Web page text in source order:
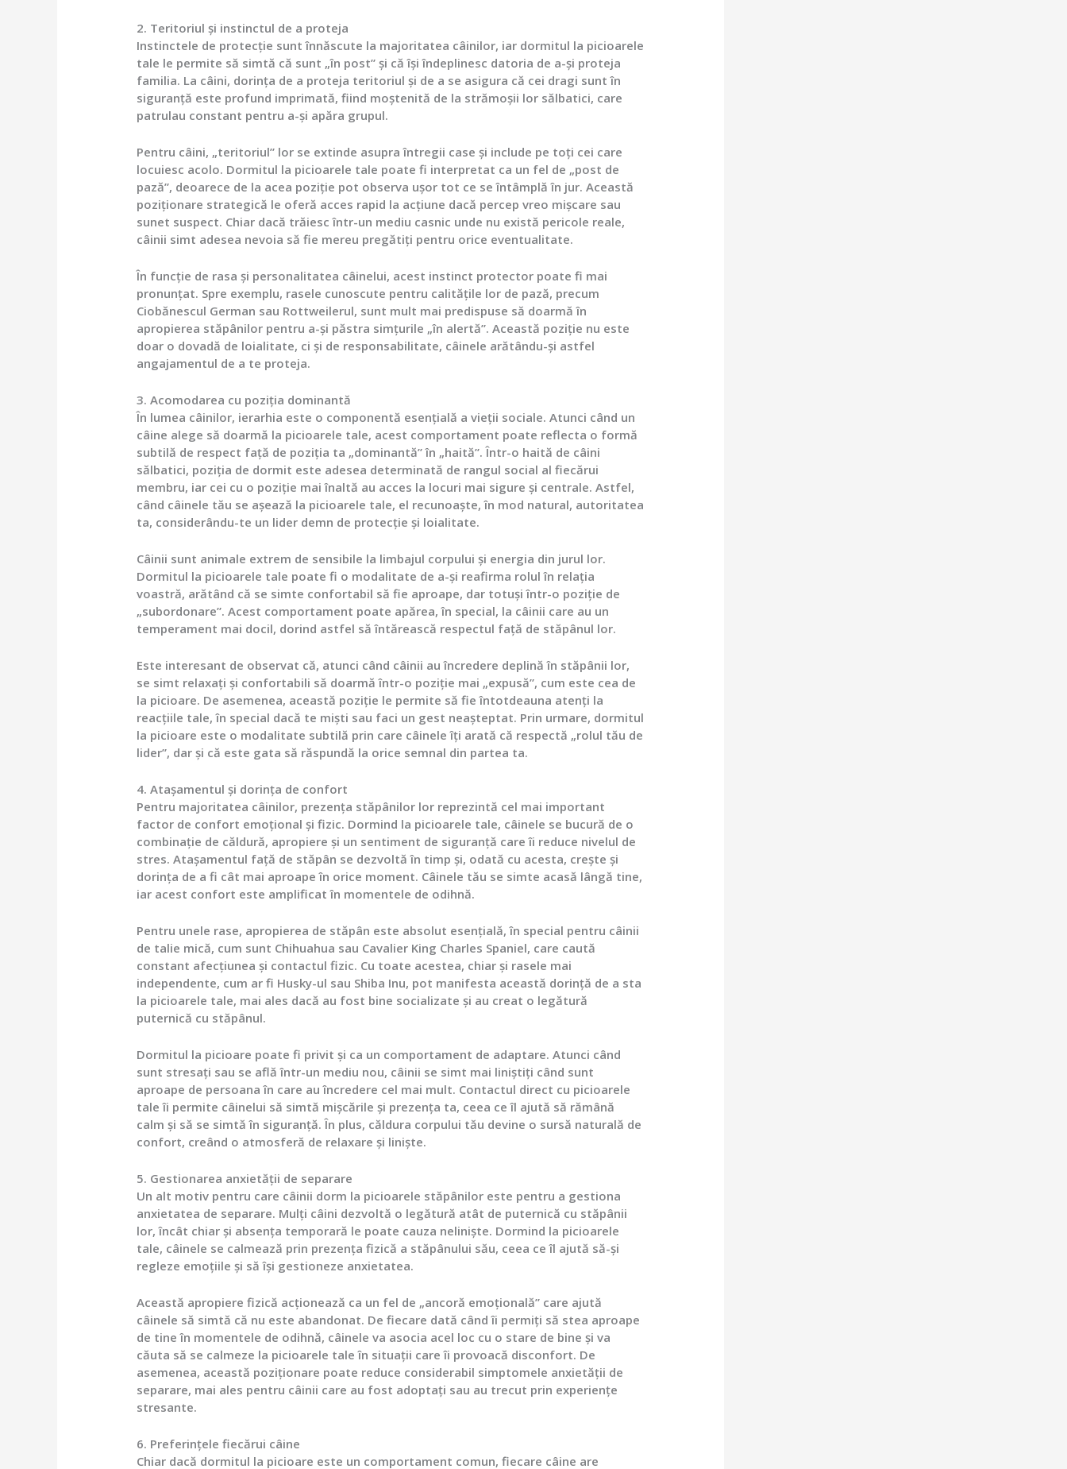
2. Teritoriul și instinctul de a proteja
Instinctele de protecție sunt înnăscute la majoritatea câinilor, iar dormitul la picioarele
tale le permite să simtă că sunt „în post” și că își îndeplinesc datoria de a-și proteja
familia. La câini, dorința de a proteja teritoriul și de a se asigura că cei dragi sunt în
siguranță este profund imprimată, fiind moștenită de la strămoșii lor sălbatici, care
patrulau constant pentru a-și apăra grupul.
Pentru câini, „teritoriul” lor se extinde asupra întregii case și include pe toți cei care
locuiesc acolo. Dormitul la picioarele tale poate fi interpretat ca un fel de „post de
pază”, deoarece de la acea poziție pot observa ușor tot ce se întâmplă în jur. Această
poziționare strategică le oferă acces rapid la acțiune dacă percep vreo mișcare sau
sunet suspect. Chiar dacă trăiesc într-un mediu casnic unde nu există pericole reale,
câinii simt adesea nevoia să fie mereu pregătiți pentru orice eventualitate.
În funcție de rasa și personalitatea câinelui, acest instinct protector poate fi mai
pronunțat. Spre exemplu, rasele cunoscute pentru calitățile lor de pază, precum
Ciobănescul German sau Rottweilerul, sunt mult mai predispuse să doarmă în
apropierea stăpânilor pentru a-și păstra simțurile „în alertă”. Această poziție nu este
doar o dovadă de loialitate, ci și de responsabilitate, câinele arătându-și astfel
angajamentul de a te proteja.
3. Acomodarea cu poziția dominantă
În lumea câinilor, ierarhia este o componentă esențială a vieții sociale. Atunci când un
câine alege să doarmă la picioarele tale, acest comportament poate reflecta o formă
subtilă de respect față de poziția ta „dominantă” în „haită”. Într-o haită de câini
sălbatici, poziția de dormit este adesea determinată de rangul social al fiecărui
membru, iar cei cu o poziție mai înaltă au acces la locuri mai sigure și centrale. Astfel,
când câinele tău se așează la picioarele tale, el recunoaște, în mod natural, autoritatea
ta, considerându-te un lider demn de protecție și loialitate.
Câinii sunt animale extrem de sensibile la limbajul corpului și energia din jurul lor.
Dormitul la picioarele tale poate fi o modalitate de a-și reafirma rolul în relația
voastră, arătând că se simte confortabil să fie aproape, dar totuși într-o poziție de
„subordonare”. Acest comportament poate apărea, în special, la câinii care au un
temperament mai docil, dorind astfel să întărească respectul față de stăpânul lor.
Este interesant de observat că, atunci când câinii au încredere deplină în stăpânii lor,
se simt relaxați și confortabili să doarmă într-o poziție mai „expusă”, cum este cea de
la picioare. De asemenea, această poziție le permite să fie întotdeauna atenți la
reacțiile tale, în special dacă te miști sau faci un gest neașteptat. Prin urmare, dormitul
la picioare este o modalitate subtilă prin care câinele îți arată că respectă „rolul tău de
lider”, dar și că este gata să răspundă la orice semnal din partea ta.
4. Atașamentul și dorința de confort
Pentru majoritatea câinilor, prezența stăpânilor lor reprezintă cel mai important
factor de confort emoțional și fizic. Dormind la picioarele tale, câinele se bucură de o
combinație de căldură, apropiere și un sentiment de siguranță care îi reduce nivelul de
stres. Atașamentul față de stăpân se dezvoltă în timp și, odată cu acesta, crește și
dorința de a fi cât mai aproape în orice moment. Câinele tău se simte acasă lângă tine,
iar acest confort este amplificat în momentele de odihnă.
Pentru unele rase, apropierea de stăpân este absolut esențială, în special pentru câinii
de talie mică, cum sunt Chihuahua sau Cavalier King Charles Spaniel, care caută
constant afecțiunea și contactul fizic. Cu toate acestea, chiar și rasele mai
independente, cum ar fi Husky-ul sau Shiba Inu, pot manifesta această dorință de a sta
la picioarele tale, mai ales dacă au fost bine socializate și au creat o legătură
puternică cu stăpânul.
Dormitul la picioare poate fi privit și ca un comportament de adaptare. Atunci când
sunt stresați sau se află într-un mediu nou, câinii se simt mai liniștiți când sunt
aproape de persoana în care au încredere cel mai mult. Contactul direct cu picioarele
tale îi permite câinelui să simtă mișcările și prezența ta, ceea ce îl ajută să rămână
calm și să se simtă în siguranță. În plus, căldura corpului tău devine o sursă naturală de
confort, creând o atmosferă de relaxare și liniște.
5. Gestionarea anxietății de separare
Un alt motiv pentru care câinii dorm la picioarele stăpânilor este pentru a gestiona
anxietatea de separare. Mulți câini dezvoltă o legătură atât de puternică cu stăpânii
lor, încât chiar și absența temporară le poate cauza neliniște. Dormind la picioarele
tale, câinele se calmează prin prezența fizică a stăpânului său, ceea ce îl ajută să-și
regleze emoțiile și să își gestioneze anxietatea.
Această apropiere fizică acționează ca un fel de „ancoră emoțională” care ajută
câinele să simtă că nu este abandonat. De fiecare dată când îi permiți să stea aproape
de tine în momentele de odihnă, câinele va asocia acel loc cu o stare de bine și va
căuta să se calmeze la picioarele tale în situații care îi provoacă disconfort. De
asemenea, această poziționare poate reduce considerabil simptomele anxietății de
separare, mai ales pentru câinii care au fost adoptați sau au trecut prin experiențe
stresante.
6. Preferințele fiecărui câine
Chiar dacă dormitul la picioare este un comportament comun, fiecare câine are